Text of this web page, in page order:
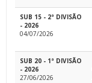
SUB 15 - 2ª DIVISÃO
- 2026
04/07/2026
SUB 20 - 1ª DIVISÃO
- 2026
27/06/2026